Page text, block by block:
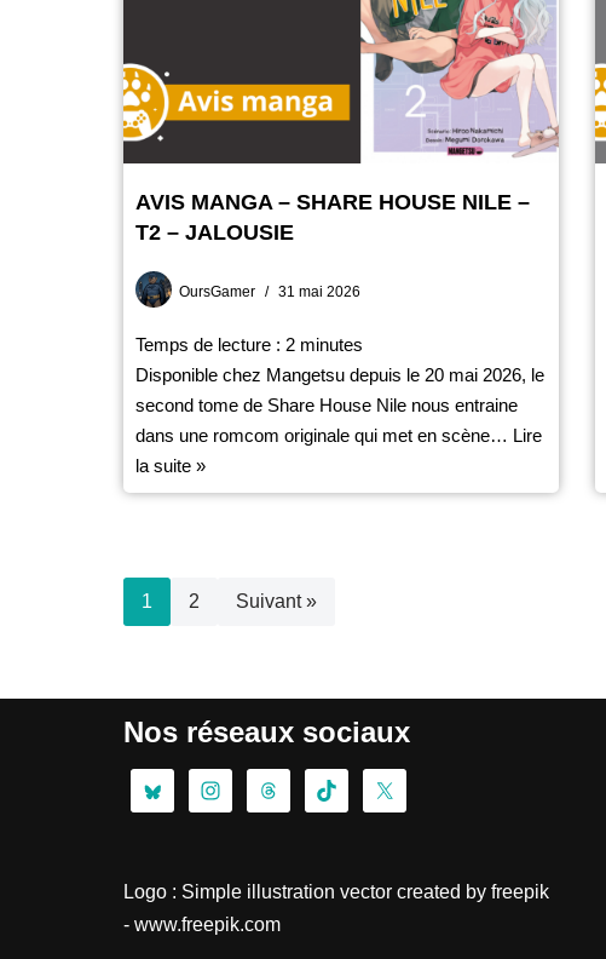
AVIS MANGA – SHARE HOUSE NILE –
T2 – JALOUSIE
OursGamer 31 mai 2026
Temps de lecture : 2 minutes
Disponible chez Mangetsu depuis le 20 mai 2026, le
second tome de Share House Nile nous entraine
dans une romcom originale qui met en scène… Lire
la suite »
1 2 Suivant »
Nos réseaux sociaux
Logo : Simple illustration vector created by freepik
- www.freepik.com